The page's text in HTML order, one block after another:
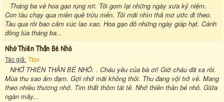
Tháng ba về hoa gạo rụng rơi. Tôi gom lại những ngày xưa kỷ niệm.
Con tàu chạy qua miền quê trừu mến. Tôi mãi nhìn thả mơ ước đi theo.
Tàu qua rồi bao cảm xúc lao xao. Hoa gạo đỏ những ngày giáp hạt. Cánh
đồng lúa tháng ba...
Nhớ Thiên Thần Bé Nhỏ
Tác giả: Ttqv
NHỚ THIÊN THẦN BÉ NHỎ. . Cháu yêu của bà ơi! Giờ cháu đã xa rồi.
Mùa thu sao ảm đạm. Gợi nhớ mãi không thôi. Thu đang vội trở về. Mang
theo nhiều thương nhớ. Tim thắt thỏm tái tê. Nhớ thiên thần bé nhỏ. Giữa
ngàn mây...